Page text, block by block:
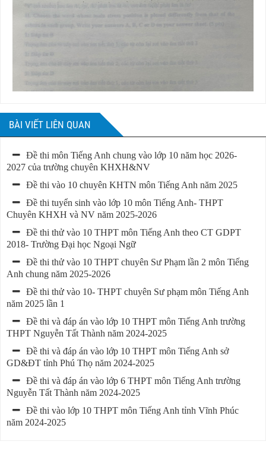
BÀI VIẾT LIÊN QUAN
Đề thi môn Tiếng Anh chung vào lớp 10 năm học 2026-
2027 của trường chuyên KHXH&NV
Đề thi vào 10 chuyên KHTN môn Tiếng Anh năm 2025
Đề thi tuyển sinh vào lớp 10 môn Tiếng Anh- THPT
Chuyên KHXH và NV năm 2025-2026
Đề thi thử vào 10 THPT môn Tiếng Anh theo CT GDPT
2018- Trường Đại học Ngoại Ngữ
Đề thi thử vào 10 THPT chuyên Sư Phạm lần 2 môn Tiếng
Anh chung năm 2025-2026
Đề thi thử vào 10- THPT chuyên Sư phạm môn Tiếng Anh
năm 2025 lần 1
Đề thi và đáp án vào lớp 10 THPT môn Tiếng Anh trường
THPT Nguyễn Tất Thành năm 2024-2025
Đề thi và đáp án vào lớp 10 THPT môn Tiếng Anh sở
GD&ĐT tỉnh Phú Thọ năm 2024-2025
Đề thi và đáp án vào lớp 6 THPT môn Tiếng Anh trường
Nguyễn Tất Thành năm 2024-2025
Đề thi vào lớp 10 THPT môn Tiếng Anh tỉnh Vĩnh Phúc
năm 2024-2025